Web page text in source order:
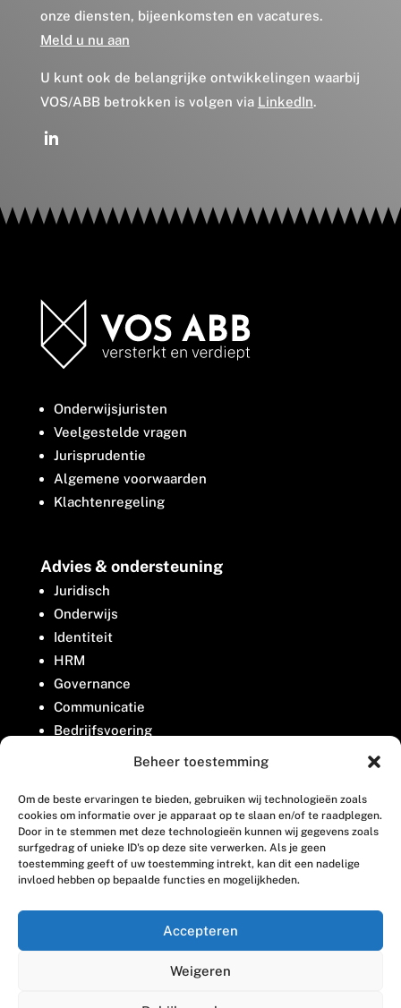
Beheer toestemming
Om de beste ervaringen te bieden, gebruiken wij technologieën zoals
cookies om informatie over je apparaat op te slaan en/of te raadplegen.
Door in te stemmen met deze technologieën kunnen wij gegevens zoals
surfgedrag of unieke ID's op deze site verwerken. Als je geen
toestemming geeft of uw toestemming intrekt, kan dit een nadelige
invloed hebben op bepaalde functies en mogelijkheden.
Accepteren
Weigeren
onze diensten, bijeenkomsten en vacatures.
Meld u nu aan
U kunt ook de belangrijke ontwikkelingen waarbij
VOS/ABB betrokken is volgen via LinkedIn.
Onderwijsjuristen
Veelgestelde vragen
Jurisprudentie
Algemene voorwaarden
Klachtenregeling
Advies & ondersteuning
Juridisch
Onderwijs
Identiteit
HRM
Governance
Communicatie
Bedrijfsvoering
Belangenbehartiging
Contact
Houttuinlaan 8
3447 GM Woerden